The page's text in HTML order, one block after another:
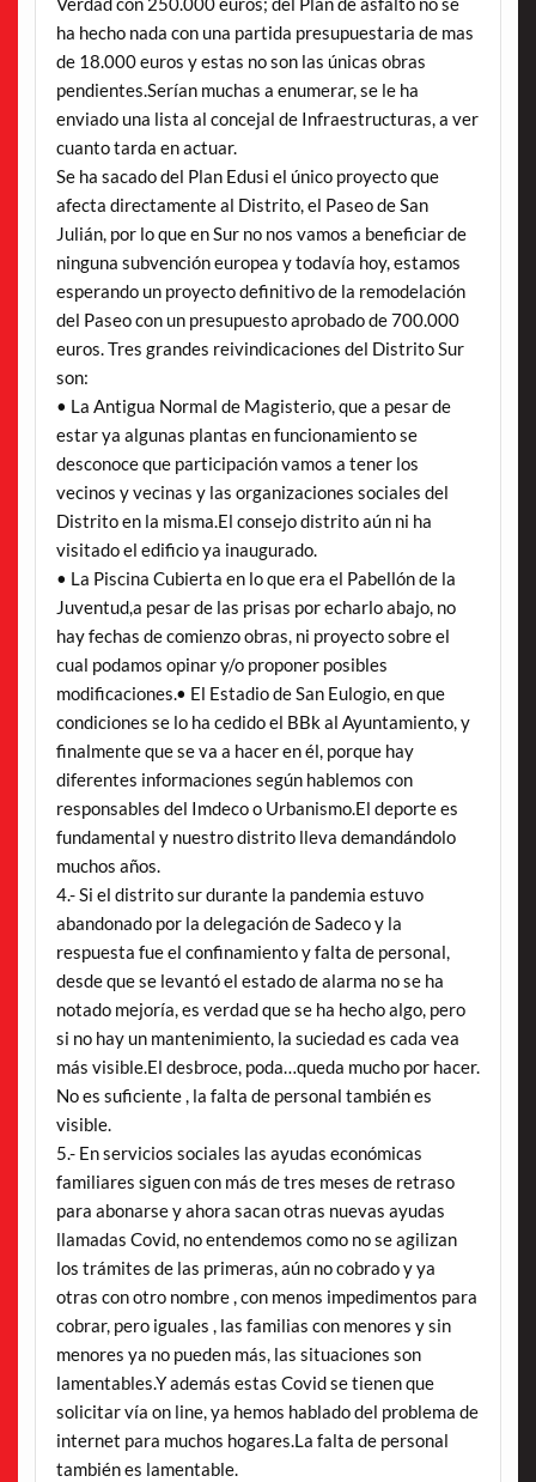
ha hecho nada con una partida presupuestaria de mas
de 18.000 euros y estas no son las únicas obras
pendientes.Serían muchas a enumerar, se le ha
enviado una lista al concejal de Infraestructuras, a ver
cuanto tarda en actuar.
Se ha sacado del Plan Edusi el único proyecto que
afecta directamente al Distrito, el Paseo de San
Julián, por lo que en Sur no nos vamos a beneficiar de
ninguna subvención europea y todavía hoy, estamos
esperando un proyecto definitivo de la remodelación
del Paseo con un presupuesto aprobado de 700.000
euros. Tres grandes reivindicaciones del Distrito Sur
son:
• La Antigua Normal de Magisterio, que a pesar de
estar ya algunas plantas en funcionamiento se
desconoce que participación vamos a tener los
vecinos y vecinas y las organizaciones sociales del
Distrito en la misma.El consejo distrito aún ni ha
visitado el edificio ya inaugurado.
• La Piscina Cubierta en lo que era el Pabellón de la
Juventud,a pesar de las prisas por echarlo abajo, no
hay fechas de comienzo obras, ni proyecto sobre el
cual podamos opinar y/o proponer posibles
modificaciones.• El Estadio de San Eulogio, en que
condiciones se lo ha cedido el BBk al Ayuntamiento, y
finalmente que se va a hacer en él, porque hay
diferentes informaciones según hablemos con
responsables del Imdeco o Urbanismo.El deporte es
fundamental y nuestro distrito lleva demandándolo
muchos años.
4.- Si el distrito sur durante la pandemia estuvo
abandonado por la delegación de Sadeco y la
respuesta fue el confinamiento y falta de personal,
desde que se levantó el estado de alarma no se ha
notado mejoría, es verdad que se ha hecho algo, pero
si no hay un mantenimiento, la suciedad es cada vea
más visible.El desbroce, poda…queda mucho por hacer.
No es suficiente , la falta de personal también es
visible.
5.- En servicios sociales las ayudas económicas
familiares siguen con más de tres meses de retraso
para abonarse y ahora sacan otras nuevas ayudas
llamadas Covid, no entendemos como no se agilizan
los trámites de las primeras, aún no cobrado y ya
otras con otro nombre , con menos impedimentos para
cobrar, pero iguales , las familias con menores y sin
menores ya no pueden más, las situaciones son
lamentables.Y además estas Covid se tienen que
solicitar vía on line, ya hemos hablado del problema de
internet para muchos hogares.La falta de personal
también es lamentable.